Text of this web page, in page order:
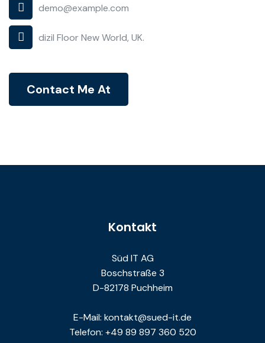
demo@example.com
dizil Floor New World, UK.
Contact Me At
Kontakt
Süd IT AG
Boschstraße 3
D-82178 Puchheim
E-Mail: kontakt@sued-it.de
Telefon: +49 89 897 360 520